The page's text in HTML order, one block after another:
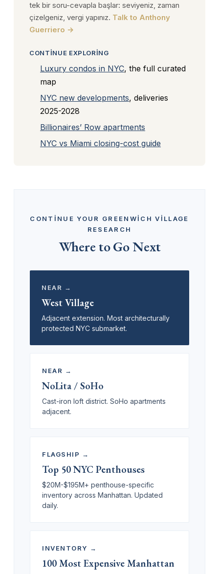
tek bir soru-cevapla başlar: seviyeniz, zaman
çizelgeniz, vergi yapınız. Talk to Anthony
Guerriero →
CONTINUE EXPLORING
Luxury condos in NYC, the full curated
map
NYC new developments, deliveries
2025-2028
Billionaires’ Row apartments
NYC vs Miami closing-cost guide
CONTINUE YOUR GREENWICH VILLAGE
RESEARCH
Where to Go Next
NEAR →
West Village
Adjacent extension. Most architecturally
protected NYC submarket.
NEAR →
NoLita / SoHo
Cast-iron loft district. SoHo apartments
adjacent.
FLAGSHIP →
Top 50 NYC Penthouses
$20M-$195M+ penthouse-specific
inventory across Manhattan. Updated
daily.
INVENTORY →
100 Most Expensive Manhattan